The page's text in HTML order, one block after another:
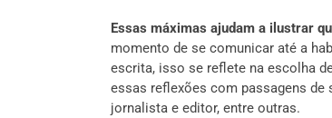
Essas máximas ajudam a ilustrar
momento de se comunicar até a
escrita, isso se reflete na escolha
essas reflexões com passagens de
jornalista e editor, entre outras.